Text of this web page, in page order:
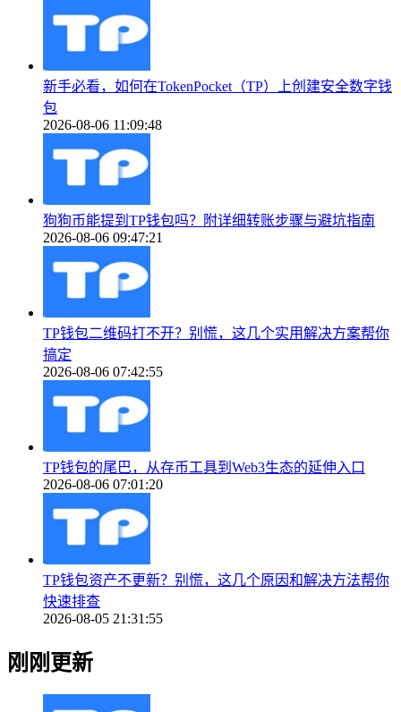
新手必看，如何在TokenPocket（TP）上创建安全数字钱
包
2026-08-06 11:09:48
狗狗币能提到TP钱包吗？附详细转账步骤与避坑指南
2026-08-06 09:47:21
TP钱包二维码打不开？别慌，这几个实用解决方案帮你
搞定
2026-08-06 07:42:55
TP钱包的尾巴，从存币工具到Web3生态的延伸入口
2026-08-06 07:01:20
TP钱包资产不更新？别慌，这几个原因和解决方法帮你
快速排查
2026-08-05 21:31:55
刚刚更新